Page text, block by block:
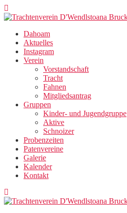
Zum
Inhalt
Dahoam
Aktuelles
Instagram
Verein
Vorstandschaft
Tracht
Fahnen
Mitgliedsantrag
Gruppen
Kinder- und Jugendgruppe
Aktive
Schnoizer
Probenzeiten
Patenvereine
Galerie
Kalender
Kontakt